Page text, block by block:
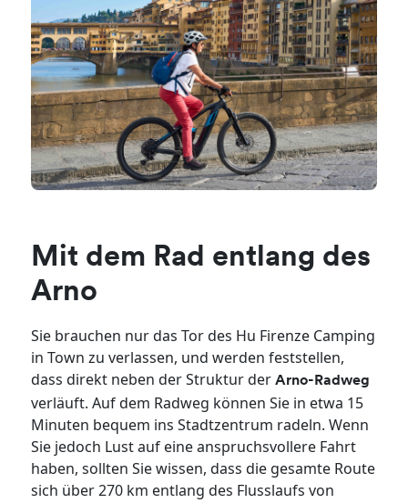
Mit dem Rad entlang des
Arno
Sie brauchen nur das Tor des Hu Firenze Camping
in Town zu verlassen, und werden feststellen,
dass direkt neben der Struktur derArno-Radweg
verläuft. Auf dem Radweg können Sie in etwa 15
Minuten bequem ins Stadtzentrum radeln. Wenn
Sie jedoch Lust auf eine anspruchsvollere Fahrt
haben, sollten Sie wissen, dass die gesamte Route
sich über 270 km entlang des Flusslaufs von